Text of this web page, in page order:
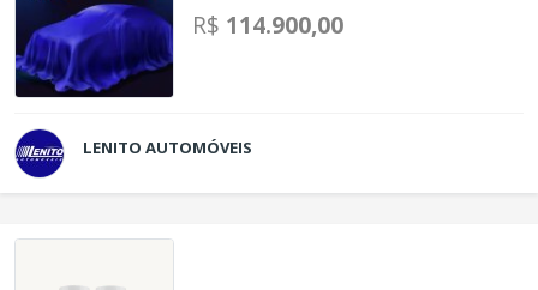
R$ 114.900,00
LENITO AUTOMÓVEIS